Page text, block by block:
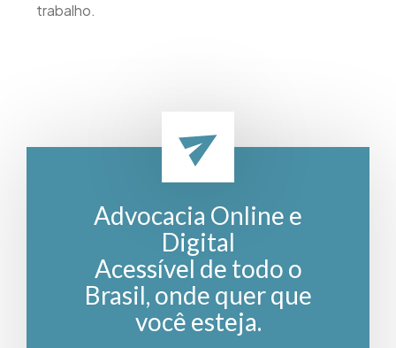
trabalho.
Advocacia Online e
Digital
Acessível de todo o
Brasil, onde quer que
você esteja.